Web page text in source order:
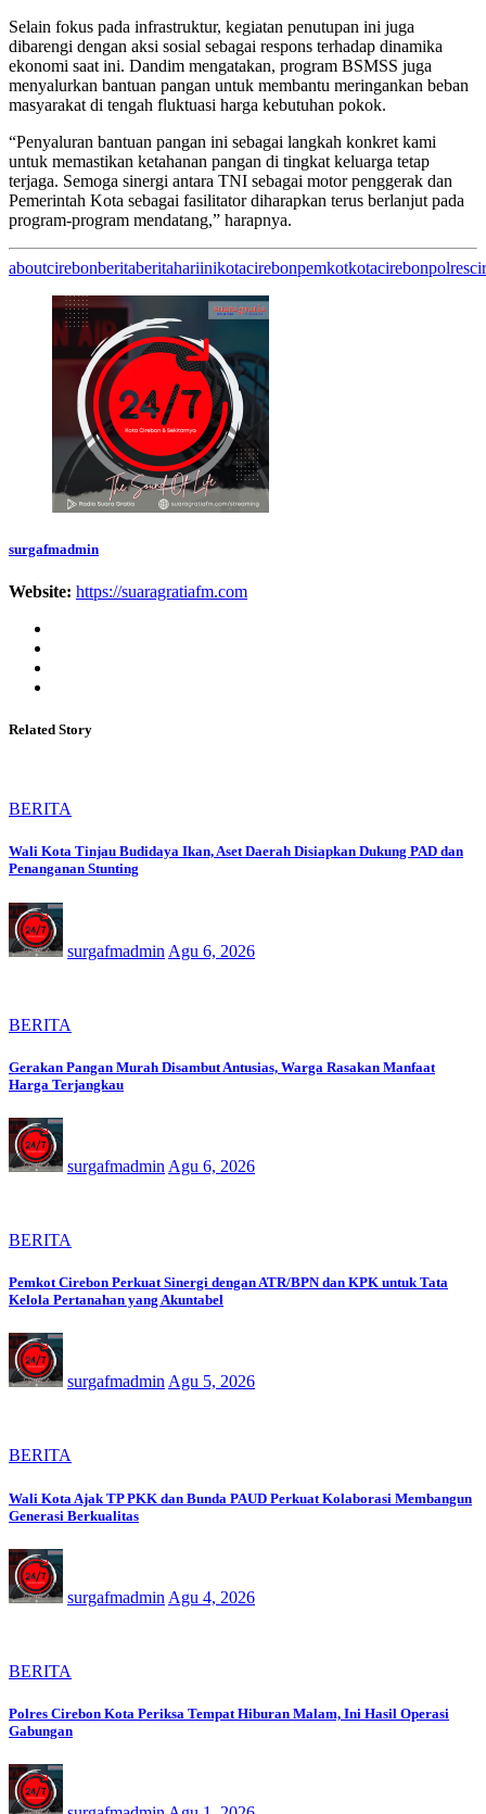
Selain fokus pada infrastruktur, kegiatan penutupan ini juga
dibarengi dengan aksi sosial sebagai respons terhadap dinamika
ekonomi saat ini. Dandim mengatakan, program BSMSS juga
menyalurkan bantuan pangan untuk membantu meringankan beban
masyarakat di tengah fluktuasi harga kebutuhan pokok.
“Penyaluran bantuan pangan ini sebagai langkah konkret kami
untuk memastikan ketahanan pangan di tingkat keluarga tetap
terjaga. Semoga sinergi antara TNI sebagai motor penggerak dan
Pemerintah Kota sebagai fasilitator diharapkan terus berlanjut pada
program-program mendatang,” harapnya.
aboutcirebonberitaberitahariinikotacirebonpemkotkotacirebon
surgafmadmin
Website: https://suaragratiafm.com
Related Story
BERITA
Wali Kota Tinjau Budidaya Ikan, Aset Daerah Disiapkan Dukung PAD dan
Penanganan Stunting
surgafmadmin Agu 6, 2026
BERITA
Gerakan Pangan Murah Disambut Antusias, Warga Rasakan Manfaat
Harga Terjangkau
surgafmadmin Agu 6, 2026
BERITA
Pemkot Cirebon Perkuat Sinergi dengan ATR/BPN dan KPK untuk Tata
Kelola Pertanahan yang Akuntabel
surgafmadmin Agu 5, 2026
BERITA
Wali Kota Ajak TP PKK dan Bunda PAUD Perkuat Kolaborasi Membangun
Generasi Berkualitas
surgafmadmin Agu 4, 2026
BERITA
Polres Cirebon Kota Periksa Tempat Hiburan Malam, Ini Hasil Operasi
Gabungan